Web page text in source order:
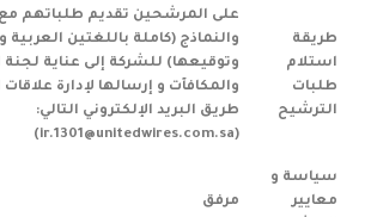
طريقة
استلام
طلبات
الترشيح
على المرشحين تقديم طلباتهم مع
والنماذج (كاملة باللغتين العربية
وتوقيعها) للشركة إلى عناية
والمكافآت و إرسالها لإدارة
طريق البريد الإلكتروني التالي:
(ir.1301@unitedwires.com.sa)
سياسة و
معايير
مرفق